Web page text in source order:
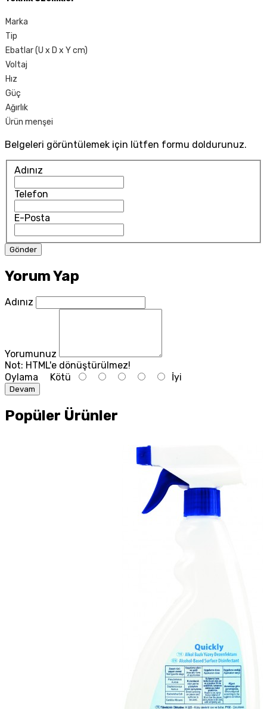
Marka
Tip
Ebatlar (U x D x Y cm)
Voltaj
Hız
Güç
Ağırlık
Ürün menşei
Belgeleri görüntülemek için lütfen formu doldurunuz.
Adınız
Telefon
E-Posta
Yorum Yap
Adınız
Yorumunuz
Not: HTML'e dönüştürülmez!
Oylama Kötü İyi
Devam
Popüler Ürünler